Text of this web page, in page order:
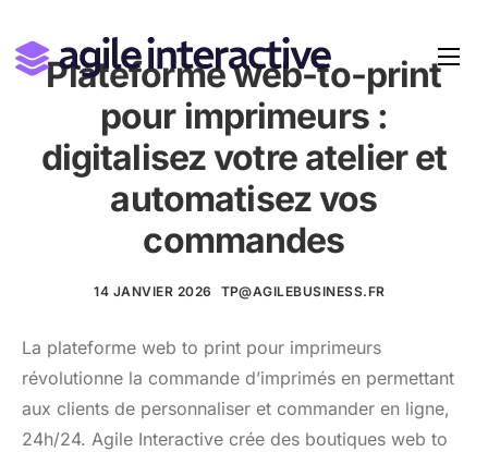
Plateforme web-to-print
pour imprimeurs :
digitalisez votre atelier et
automatisez vos
commandes
14 JANVIER 2026 TP@AGILEBUSINESS.FR
La plateforme web to print pour imprimeurs
révolutionne la commande d’imprimés en permettant
aux clients de personnaliser et commander en ligne,
24h/24. Agile Interactive crée des boutiques web to